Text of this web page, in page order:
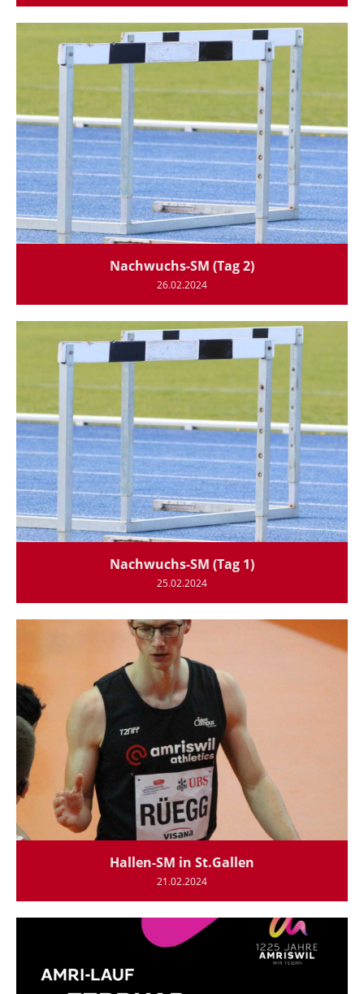
Nachwuchs-SM (Tag 2)
26.02.2024
Nachwuchs-SM (Tag 1)
25.02.2024
Hallen-SM in St.Gallen
21.02.2024